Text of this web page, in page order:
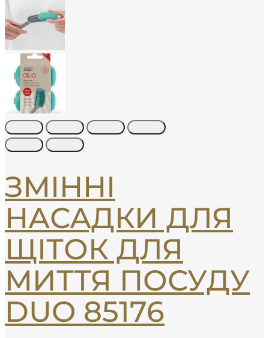
ЗМІННІ
НАСАДКИ ДЛЯ
ЩІТОК ДЛЯ
МИТТЯ ПОСУДУ
DUO 85176